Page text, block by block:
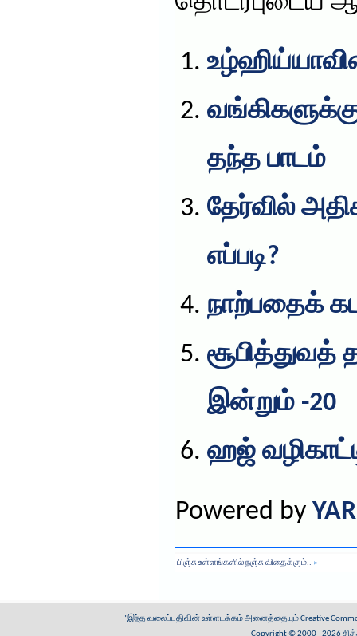
தந்த பாடம்
தேர்வில்
எப்படி?
நாற்பதைக்
இன்றும் -20
ஹஜ்
Powered by
பிஞ்சு உள்ளங்களில் நஞ்சு விதைக்கும்.. »
"இந்த வலைப்பதிவின் உள்ளடக்கம் அனைத்தையும்Creative
Copyright © 2000 - 2026